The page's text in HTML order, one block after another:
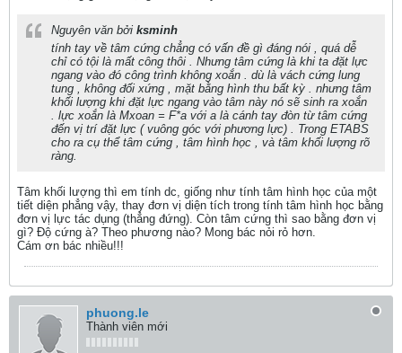
Nguyên văn bởi ksminh
tính tay về tâm cứng chẳng có vấn đề gì đáng nói , quá dễ
chỉ có tội là mất công thôi . Nhưng tâm cứng là khi ta đặt lực
ngang vào đó công trình không xoắn . dù là vách cứng lung
tung , không đối xứng , mặt bằng hình thu bất kỳ . nhưng tâm
khối lượng khi đặt lực ngang vào tâm này nó sẽ sinh ra xoắn
. lực xoắn là Mxoan = F*a với a là cánh tay đòn từ tâm cứng
đến vị trí đặt lực ( vuông góc với phương lực) . Trong ETABS
cho ra cụ thể tâm cứng , tâm hình học , và tâm khối lượng rõ
ràng.
Tâm khối lượng thì em tính dc, giống như tính tâm hình học của một
tiết diện phẳng vậy, thay đơn vị diện tích trong tính tâm hình học bằng
đơn vị lực tác dụng (thẳng đứng). Còn tâm cứng thì sao bằng đơn vị
gì? Độ cứng à? Theo phương nào? Mong bác nỏi rỏ hơn.
Cám ơn bác nhiều!!!
phuong.le
Thành viên mới